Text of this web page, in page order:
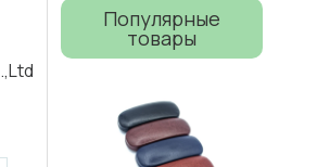
Популярные
товары